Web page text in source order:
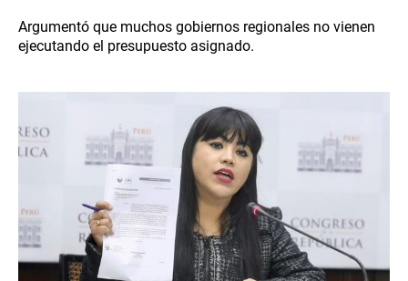
Argumentó que muchos gobiernos regionales no vienen
ejecutando el presupuesto asignado.